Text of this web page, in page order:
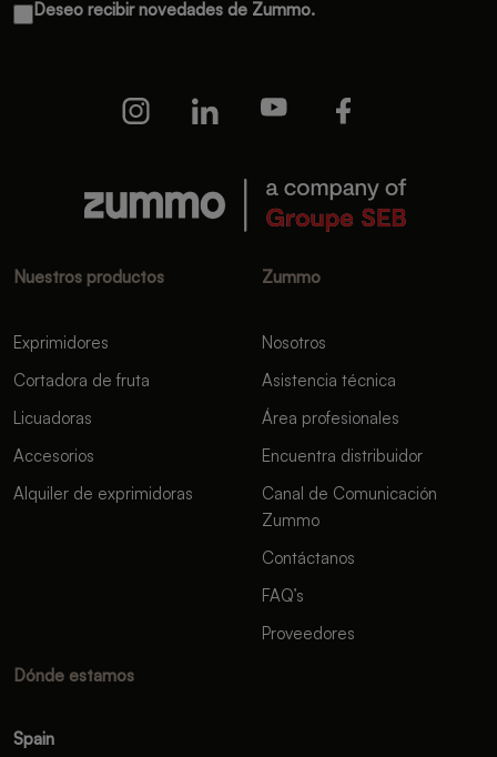
Nuestros productos
Exprimidores
Cortadora de fruta
Licuadoras
Accesorios
Alquiler de exprimidoras
Zummo
Nosotros
Asistencia técnica
Área profesionales
Encuentra distribuidor
Canal de Comunicación
Zummo
Contáctanos
FAQ’s
Proveedores
Deseo recibir novedades de Zummo.
Dónde estamos
Spain